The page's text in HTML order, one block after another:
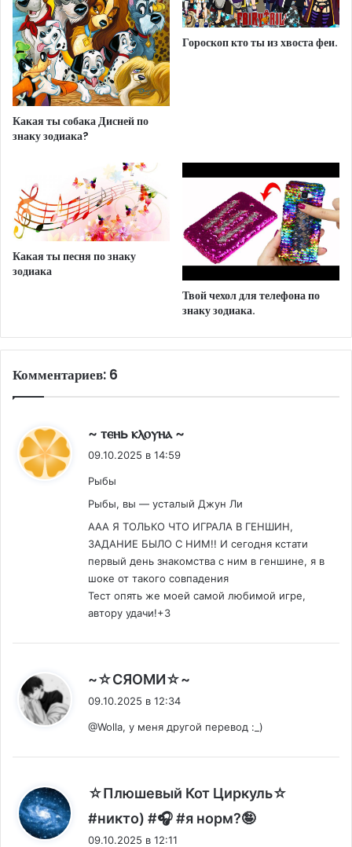
Какая ты собака Дисней по
знаку зодиака?
Гороскоп кто ты из хвоста феи.
Какая ты песня по знаку
зодиака
Твой чехол для телефона по
знаку зодиака.
Комментариев: 6
~ ⲧⲉⲏь ⲕⲗⲟⲩⲏⲁ ~
09.10.2025 в 14:59
Рыбы
Рыбы, вы — усталый Джун Ли
ААА Я ТОЛЬКО ЧТО ИГРАЛА В ГЕНШИН,
ЗАДАНИЕ БЫЛО С НИМ!! И сегодня кстати
первый день знакомства с ним в геншине, я в
шоке от такого совпадения
Тест опять же моей самой любимой игре,
автору удачи!+3
~☆СЯОМИ☆~
09.10.2025 в 12:34
@Wolla, у меня другой перевод :_)
☆Плюшевый Кот Циркуль☆
#никто) #🎧 #я норм?🤪:
09.10.2025 в 12:11